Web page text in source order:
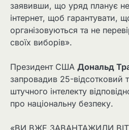
заявивши, що уряд планує
інтернет, щоб гарантувати,
організовуються та не
своїх виборів».
Президент США Дональд
запровадив 25-відсотковий
штучного інтелекту
про національну безпеку.